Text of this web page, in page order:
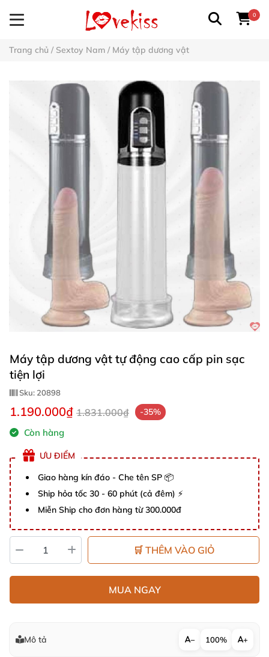
0
Trang chủ / Sextoy Nam / Máy tập dương vật
Máy tập dương vật tự động cao cấp pin sạc
tiện lợi
Sku: 20898
1.190.000₫ 1.831.000₫ -35%
Còn hàng
ƯU ĐIỂM
Giao hàng kín đáo - Che tên SP 📦
Ship hỏa tốc 30 - 60 phút (cả đêm) ⚡
Miễn Ship cho đơn hàng từ 300.000đ
🛒 THÊM VÀO GIỎ
MUA NGAY
Mô tả − 100% +